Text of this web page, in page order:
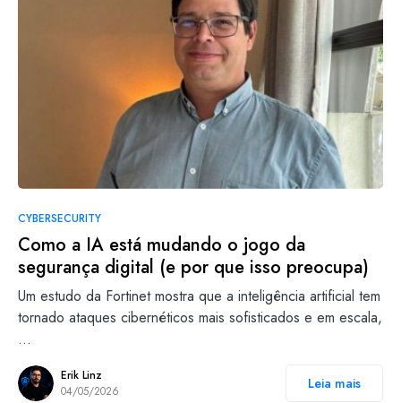
CYBERSECURITY
Como a IA está mudando o jogo da
segurança digital (e por que isso preocupa)
Um estudo da Fortinet mostra que a inteligência artificial tem
tornado ataques cibernéticos mais sofisticados e em escala,
…
Erik Linz
04/05/2026
Leia mais